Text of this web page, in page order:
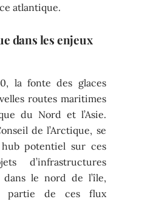
atlantique.
dans les enjeux
la fonte des glaces
routes maritimes
du Nord et l’Asie.
de l’Arctique, se
potentiel sur ces
d’infrastructures
dans le nord de l’île,
partie de ces flux